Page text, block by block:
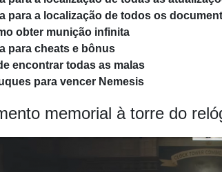
para a localização de todos os
obter munição infinita
para cheats e bônus
encontrar todas as malas
para vencer Nemesis
memorial à torre do